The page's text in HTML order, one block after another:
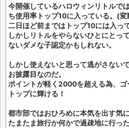
今開催しているハロウィンリトルで
ち使用率トップ10に入っている。(
二日ほど前まではトップ10には入っ
しかしリトルをやらないひとにとっ
ないダメな子認定かもしれない。
しかし使えないと思って逃がさない
お披露目なのだ。
ポイントが軽く2000を超える為、
トップに輝ける！
都市部ではおひろめに本気を出す気
たまたま旅行か何かで過疎地に行っ